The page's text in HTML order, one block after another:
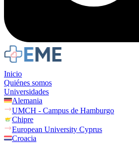
Inicio
Quiénes somos
Universidades
Alemania
UMCH - Campus de Hamburgo
Chipre
European University Cyprus
Croacia